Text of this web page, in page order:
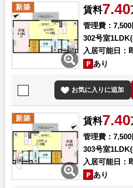
新築 賃料7.40
管理費
7,500
302号室
入居可能日
あり
お気に入りに追加
新築 賃料7.40
管理費
7,500
303号室
入居可能日
あり